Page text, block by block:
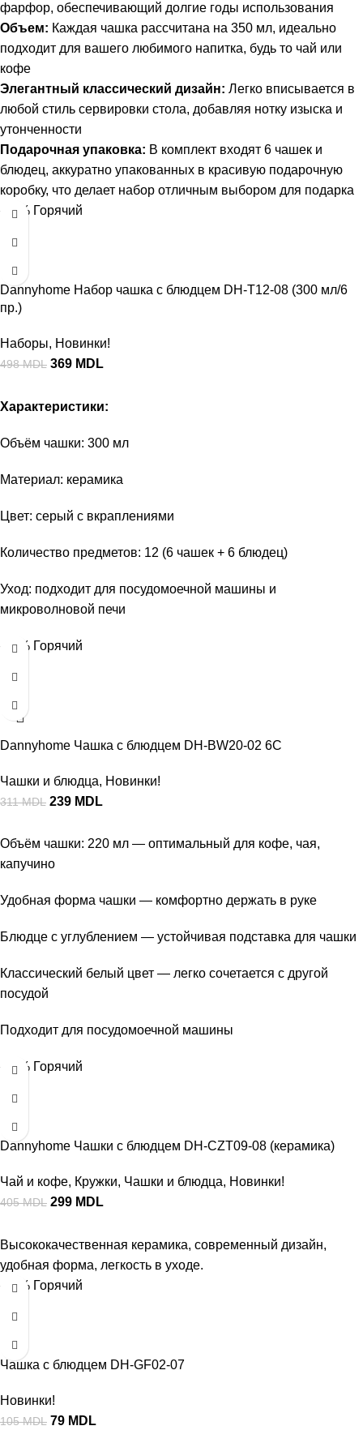
фарфор, обеспечивающий долгие годы использования
Объем: Каждая чашка рассчитана на 350 мл, идеально
подходит для вашего любимого напитка, будь то чай или
кофе
Элегантный классический дизайн: Легко вписывается в
любой стиль сервировки стола, добавляя нотку изыска и
утонченности
Подарочная упаковка: В комплект входят 6 чашек и
блюдец, аккуратно упакованных в красивую подарочную
коробку, что делает набор отличным выбором для подарка
-26% Горячий
Dannyhome Набор чашка с блюдцем DH-T12-08 (300 мл/6
пр.)
Наборы, Новинки!
498MDL 369 MDL
Характеристики:
Объём чашки: 300 мл
Материал: керамика
Цвет: серый с вкраплениями
Количество предметов: 12 (6 чашек + 6 блюдец)
Уход: подходит для посудомоечной машины и
микроволновой печи
-23% Горячий
Dannyhome Чашка с блюдцем DH-BW20-02 6C
Чашки и блюдца, Новинки!
311MDL 239 MDL
Объём чашки: 220 мл — оптимальный для кофе, чая,
капучино
Удобная форма чашки — комфортно держать в руке
Блюдце с углублением — устойчивая подставка для чашки
Классический белый цвет — легко сочетается с другой
посудой
Подходит для посудомоечной машины
-26% Горячий
Dannyhome Чашки с блюдцем DH-CZT09-08 (керамика)
Чай и кофе, Кружки, Чашки и блюдца, Новинки!
405MDL 299 MDL
Высококачественная керамика, современный дизайн,
удобная форма, легкость в уходе.
-25% Горячий
Чашка с блюдцем DH-GF02-07
Новинки!
105MDL 79 MDL